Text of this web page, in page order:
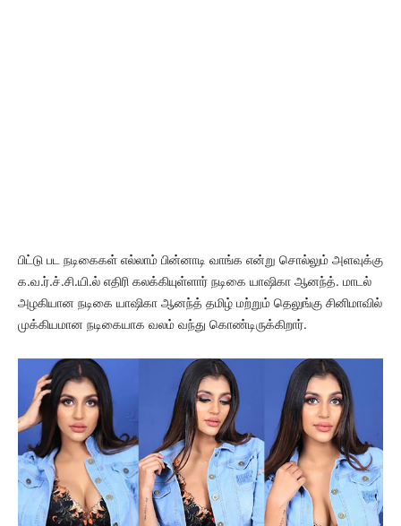
பிட்டு பட நடிகைகள் எல்லாம் பின்னாடி வாங்க என்று சொல்லும் அளவுக்கு
க.வ.ர்.ச்.சி.யி.ல் எதிரி கலக்கியுள்ளார் நடிகை யாஷிகா ஆனந்த். மாடல்
அழகியான நடிகை யாஷிகா ஆனந்த் தமிழ் மற்றும் தெலுங்கு சினிமாவில்
முக்கியமான நடிகையாக வலம் வந்து கொண்டிருக்கிறார்.